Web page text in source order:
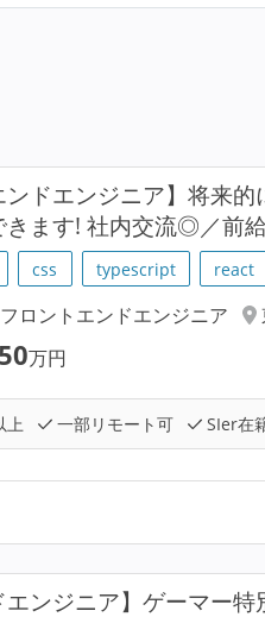
ンドエンジニア】将来
きます! 社内交流◎／前
css typescript react
フロントエンドエンジニア
万円
上 一部リモート可 SIer在
エンジニア】ゲーマー